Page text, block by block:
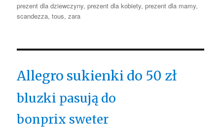
prezent dla dziewczyny,prezent dla kobiety,prezent dla mamy,
scandezza,tous,zara
Allegro sukienki do 50 zł
bluzki pasują do
bonprix sweter